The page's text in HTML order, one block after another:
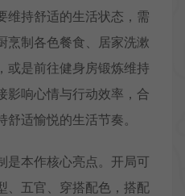
维持舒适的生活状态，需
烹制各色餐食、居家洗漱
或是前往健身房锻炼维持
影响心情与行动效率，合
适愉悦的生活节奏。
是本作核心亮点。开局可
、五官、穿搭配色，搭配